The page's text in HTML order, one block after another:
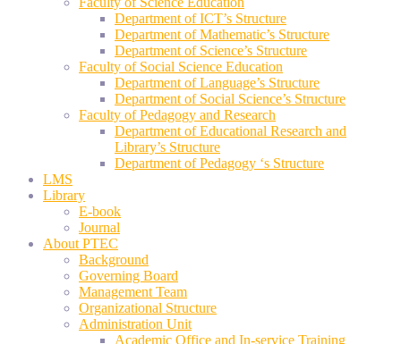
Department of ICT’s Structure
Department of Mathematic’s Structure
Department of Science’s Structure
Faculty of Social Science Education
Department of Language’s Structure
Department of Social Science’s Structure
Faculty of Pedagogy and Research
Department of Educational Research and
Library’s Structure
Department of Pedagogy ‘s Structure
LMS
Library
E-book
Journal
About PTEC
Background
Governing Board
Management Team
Organizational Structure
Administration Unit
Academic Office and In-service Training